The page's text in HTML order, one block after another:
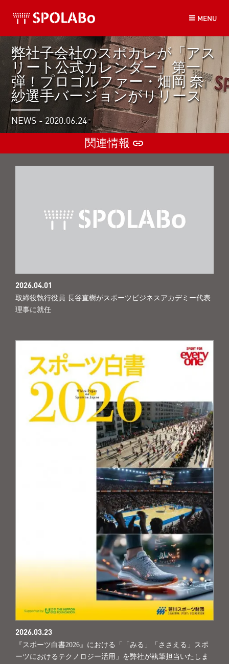
へ
MENU
弊社子会社のスポカレが「アス
リート公式カレンダー」第一
弾！プロゴルファー・畑岡 奈
紗選手バージョンがリリース
NEWS - 2020.06.24
関連情報 insert_link
2026.04.01
取締役執行役員 長谷直樹がスポーツビジネスアカデミー代表
理事に就任
2026.03.23
『スポーツ白書2026』における「「みる」「ささえる」スポ
ーツにおけるテクノロジー活用」を弊社が執筆担当いたしま